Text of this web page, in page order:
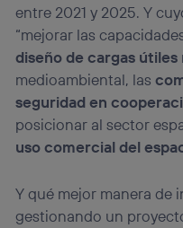
entre 2021 y 2025. Y
“mejorar las
diseño de cargas útiles
medioambiental, las
seguridad en
posicionar al sector
uso comercial del
Y qué mejor manera de
gestionando un